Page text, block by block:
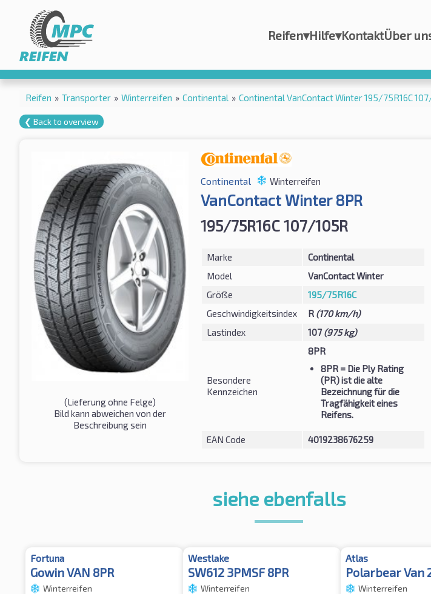
Reifen▾Hilfe▾KontaktÜber
Reifen » Transporter » Winterreifen » Continental » Continental VanContact Winter 195/75R16C
❮ Back to overview
(Lieferung ohne Felge)
Bild kann abweichen von der
Beschreibung sein
Continental Winterreifen
VanContact Winter 8PR
195/75R16C 107/105R
Marke
Continental
Model
VanContact Winter
Größe
195/75R16C
Geschwindigkeitsindex
R (170 km/h)
Lastindex
107 (975 kg)
Besondere
Kennzeichen
8PR
8PR= Die Ply Rating
(PR) ist die alte
Bezeichnung für die
Tragfähigkeit eines
Reifens.
EAN Code 4019238676259
siehe ebenfalls
Fortuna
Gowin VAN 8PR
Winterreifen
Westlake
SW612 3PMSF 8PR
Winterreifen
Atlas
Polarbear Van
Winterreifen